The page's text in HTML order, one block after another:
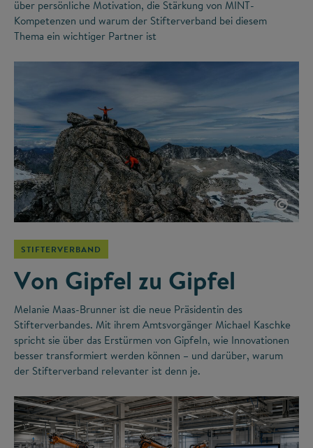
über persönliche Motivation, die Stärkung von MINT-
Kompetenzen und warum der Stifterverband bei diesem
Thema ein wichtiger Partner ist
©
STIFTERVERBAND
Von Gipfel zu Gipfel
Melanie Maas-Brunner ist die neue Präsidentin des
Stifterverbandes. Mit ihrem Amtsvorgänger Michael Kaschke
spricht sie über das Erstürmen von Gipfeln, wie Innovationen
besser transformiert werden können – und darüber, warum
der Stifterverband relevanter ist denn je.